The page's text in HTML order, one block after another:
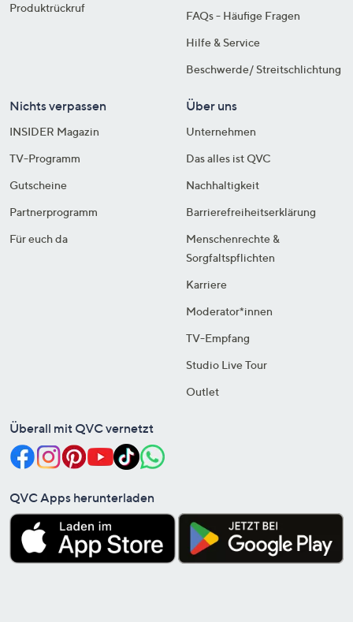
Produktrückruf
FAQs - Häufige Fragen
Hilfe & Service
Beschwerde/ Streitschlichtung
Nichts verpassen
INSIDER Magazin
TV-Programm
Gutscheine
Partnerprogramm
Für euch da
Über uns
Unternehmen
Das alles ist QVC
Nachhaltigkeit
Barrierefreiheitserklärung
Menschenrechte &
Sorgfaltspflichten
Karriere
Moderator*innen
TV-Empfang
Studio Live Tour
Outlet
Überall mit QVC vernetzt
QVC Apps herunterladen